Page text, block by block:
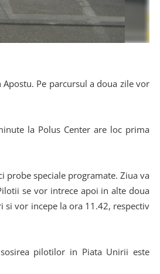
Pe parcursul a doua zile vor
la Polus Center are loc prima
probe speciale programate. Ziua va
se vor intrece apoi in alte doua
si vor incepe la ora 11.42, respectiv
pilotilor in Piata Unirii este